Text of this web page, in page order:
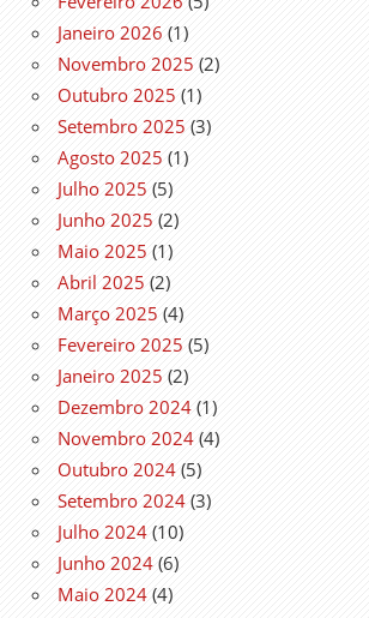
Janeiro 2026 (1)
Novembro 2025 (2)
Outubro 2025 (1)
Setembro 2025 (3)
Agosto 2025 (1)
Julho 2025 (5)
Junho 2025 (2)
Maio 2025 (1)
Abril 2025 (2)
Março 2025 (4)
Fevereiro 2025 (5)
Janeiro 2025 (2)
Dezembro 2024 (1)
Novembro 2024 (4)
Outubro 2024 (5)
Setembro 2024 (3)
Julho 2024 (10)
Junho 2024 (6)
Maio 2024 (4)